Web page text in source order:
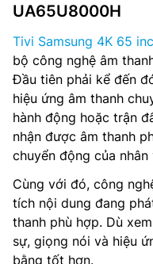
UA65U8000H
Tivi Samsung 4K 65
bộ công nghệ âm
Đầu tiên phải kể đến
hiệu ứng âm thanh
hành động hoặc trận
nhận được âm thanh
chuyển động của
Cùng với đó, công
tích nội dung đang
thanh phù hợp. Dù
sự, giọng nói và hiệu
bằng tốt hơn.